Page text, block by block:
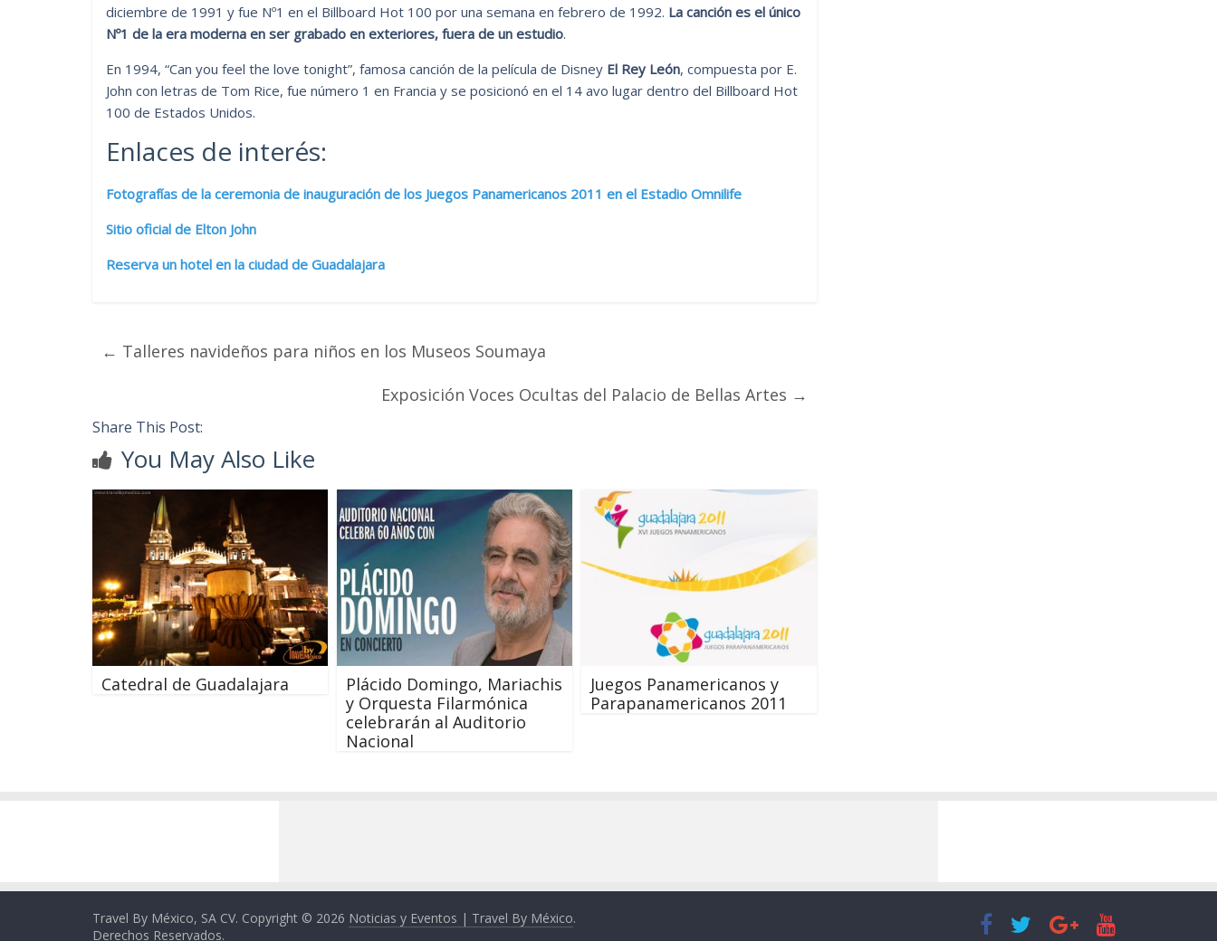
diciembre de 1991 y fue Nº1 en el Billboard Hot 100 por una semana en febrero de 1992. La canción es el único
Nº1 de la era moderna en ser grabado en exteriores, fuera de un estudio.
En 1994, “Can you feel the love tonight”, famosa canción de la película de Disney El Rey León, compuesta por E.
John con letras de Tom Rice, fue número 1 en Francia y se posicionó en el 14 avo lugar dentro del Billboard Hot
100 de Estados Unidos.
Enlaces de interés:
Fotografías de la ceremonia de inauguración de los Juegos Panamericanos 2011 en el Estadio Omnilife
Sitio oficial de Elton John
Reserva un hotel en la ciudad de Guadalajara
← Talleres navideños para niños en los Museos Soumaya
Exposición Voces Ocultas del Palacio de Bellas Artes →
Share This Post:
You May Also Like
Catedral de Guadalajara
Plácido Domingo, Mariachis
y Orquesta Filarmónica
celebrarán al Auditorio
Nacional
Juegos Panamericanos y
Parapanamericanos 2011
Travel By México, SA CV. Copyright © 2026 Noticias y Eventos | Travel By México.
Derechos Reservados.